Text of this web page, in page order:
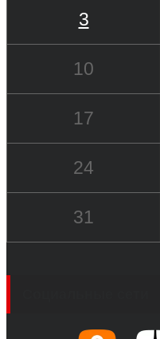
3
10
17
24
31